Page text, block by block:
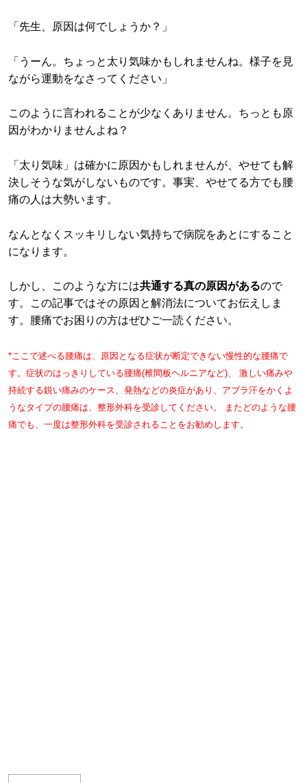
「先生、原因は何でしょうか？」
「うーん。ちょっと太り気味かもしれませんね。様子を見
ながら運動をなさってください」
このように言われることが少なくありません。ちっとも原
因がわかりませんよね？
「太り気味」は確かに原因かもしれませんが、やせても解
決しそうな気がしないものです。事実、やせてる方でも腰
痛の人は大勢います。
なんとなくスッキリしない気持ちで病院をあとにすること
になります。
しかし、このような方には共通する真の原因があるので
す。この記事ではその原因と解消法についてお伝えしま
す。腰痛でお困りの方はぜひご一読ください。
*ここで述べる腰痛は、原因となる症状が断定できない慢性的な腰痛で
す。症状のはっきりしている腰痛(椎間板ヘルニアなど)、 激しい痛みや
持続する鋭い痛みのケース、発熱などの炎症があり、アブラ汗をかくよ
うなタイプの腰痛は、整形外科を受診してください。 またどのような腰
痛でも、一度は整形外科を受診されることをお勧めします。